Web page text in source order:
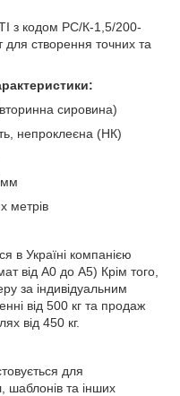
з кодом PС/К-1,5/200-
створення точних та
сировина)
непроклеєна (НК)
мм
метрів
в Україні компанією
від А0 до А5) Крім того,
за індивідуальним
від 500 кг та продаж
від 450 кг.
для
шаблонів та інших